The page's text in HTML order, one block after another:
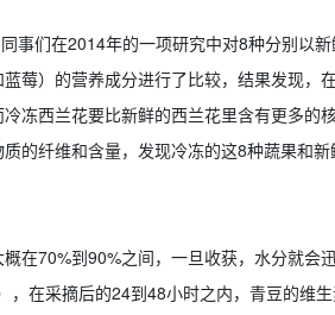
事们在2014年的一项研究中对8种分别以新
莓）的营养成分进行了比较，结果发现，
冻西兰花要比新鲜的西兰花里含有更多的
的纤维和含量，发现冷冻的这8种蔬果和新
在70%到90%之间，一旦收获，水分就会
，在采摘后的24到48小时之内，青豆的维